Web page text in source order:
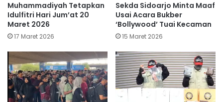
Muhammadiyah Tetapkan
Idulfitri Hari Jum’at 20
Maret 2026
17 Maret 2026
Sekda Sidoarjo Minta Maaf
Usai Acara Bukber
‘Bollywood’ Tuai Kecaman
15 Maret 2026